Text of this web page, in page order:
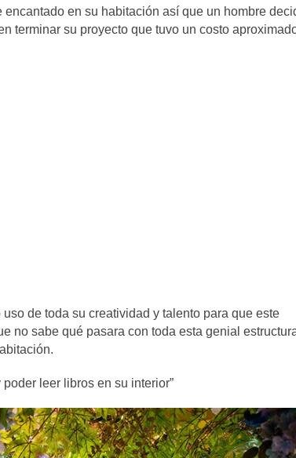
en su habitación así que un hombre
terminar su proyecto que tuvo un costo
de toda su creatividad y talento para que este
no sabe qué pasara con toda esta genial
leer libros en su interior”